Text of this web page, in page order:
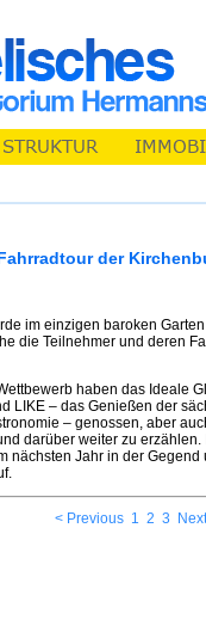
der
im einzigen baroken
die Teilnehmer und deren
haben das Ideale
LIKE – das Genießen der
– genossen, aber
darüber weiter zu
nächsten Jahr in der
< Previous 1 2 3